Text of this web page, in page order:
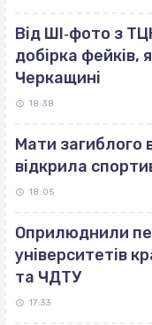
Від ШІ‐фото з
добірка фейків,
Черкащині
18:38
Мати загиблого
відкрила
18:05
Оприлюднили
університетів
та ЧДТУ
17:33